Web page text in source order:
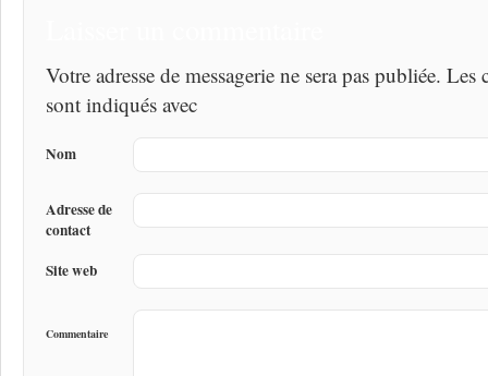
Votre adresse de messagerie ne sera pas publiée.
sont indiqués avec
Nom
Adresse de
contact
Site web
Commentaire